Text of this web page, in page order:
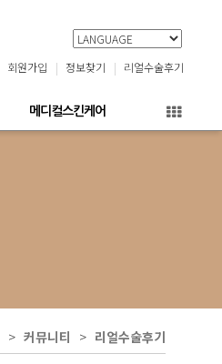
회원가입 정보찾기 리얼수술후기
메디컬스킨케어
커뮤니티 리얼수술후기